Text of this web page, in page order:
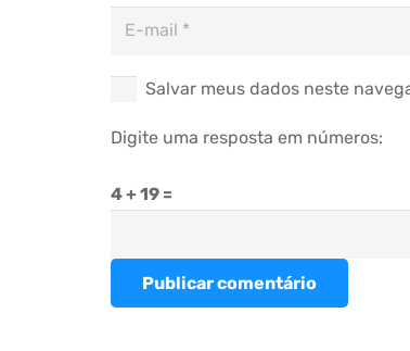
Salvar meus dados neste
Digite uma resposta em números:
4 + 19 =
Publicar comentário